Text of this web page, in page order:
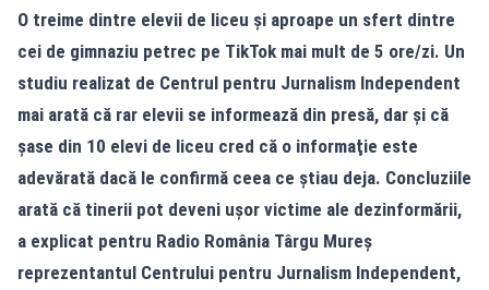
O treime dintre elevii de liceu şi aproape un sfert dintre
cei de gimnaziu petrec pe TikTok mai mult de 5 ore/zi. Un
studiu realizat de Centrul pentru Jurnalism Independent
mai arată că rar elevii se informează din presă, dar şi că
şase din 10 elevi de liceu cred că o informaţie este
adevărată dacă le confirmă ceea ce ştiau deja. Concluziile
arată că tinerii pot deveni uşor victime ale dezinformării,
a explicat pentru Radio România Târgu Mureş
reprezentantul Centrului pentru Jurnalism Independent,